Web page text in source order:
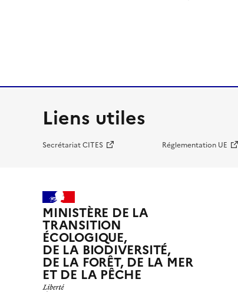
Liens utiles
Secrétariat CITES Réglementation UE
MINISTÈRE DE LA
TRANSITION
ÉCOLOGIQUE,
DE LA BIODIVERSITÉ,
DE LA FORÊT, DE LA MER
ET DE LA PÊCHE